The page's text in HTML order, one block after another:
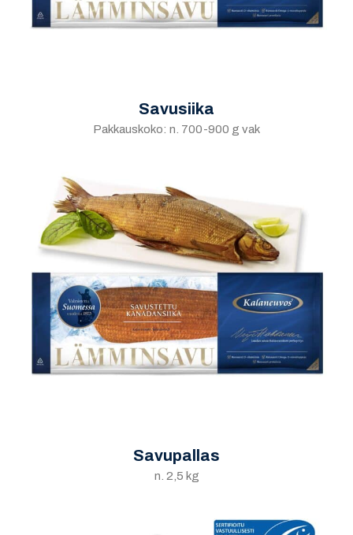
Savusiika
Pakkauskoko: n. 700-900 g vak
Savupallas
n. 2,5 kg